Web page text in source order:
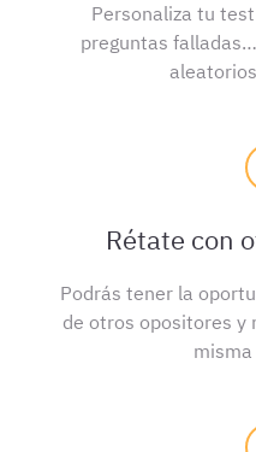
Personaliza tu
preguntas
Rétate con
Podrás tener la
de otros opositores y